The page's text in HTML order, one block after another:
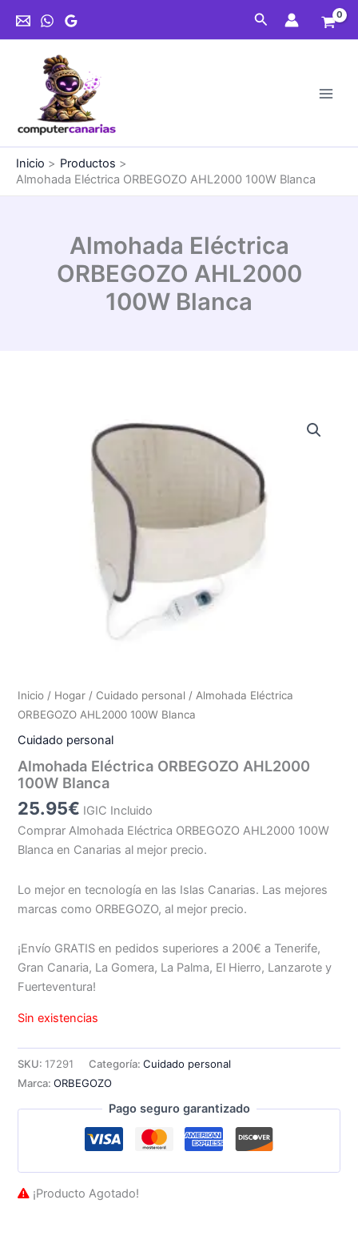
Buscar
Inicio
Productos
Almohada Eléctrica ORBEGOZO AHL2000 100W Blanca
Almohada Eléctrica
ORBEGOZO AHL2000
100W Blanca
Inicio / Hogar / Cuidado personal / Almohada Eléctrica
ORBEGOZO AHL2000 100W Blanca
Cuidado personal
Almohada Eléctrica ORBEGOZO AHL2000
100W Blanca
25.95€ IGIC Incluido
Comprar Almohada Eléctrica ORBEGOZO AHL2000 100W
Blanca en Canarias al mejor precio.
Lo mejor en tecnología en las Islas Canarias. Las mejores
marcas como ORBEGOZO, al mejor precio.
¡Envío GRATIS en pedidos superiores a 200€ a Tenerife,
Gran Canaria, La Gomera, La Palma, El Hierro, Lanzarote y
Fuerteventura!
Sin existencias
SKU:17291 Categoría:Cuidado personal
Marca:ORBEGOZO
Pago seguro garantizado
¡Producto Agotado!